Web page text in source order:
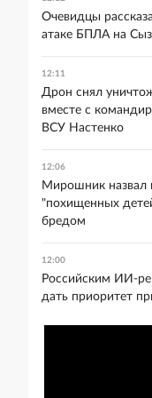
Очевидцы
атаке БПЛА на
12:11
Дрон снял
вместе с
ВСУ Настенко
12:06
Мирошник назвал
"похищенных
бредом
12:00
Российским ИИ-
дать приоритет